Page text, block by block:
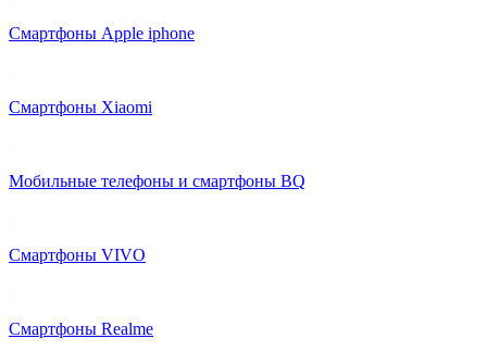
Смартфоны Apple iphone
Смартфоны Xiaomi
Мобильные телефоны и смартфоны BQ
Смартфоны VIVO
Смартфоны Realme